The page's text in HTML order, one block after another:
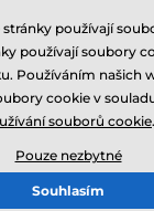
používají
používají soubory
Používáním našich
cookie v
souborů cookie.
Pouze nezbytné
Souhlasím